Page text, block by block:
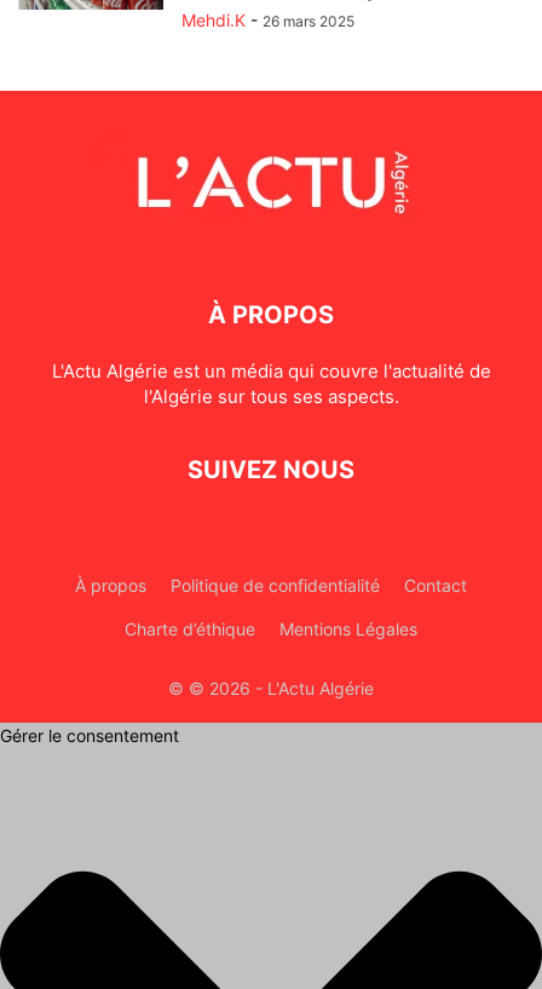
Mehdi.K - 26 mars 2025
À PROPOS
L'Actu Algérie est un média qui couvre l'actualité de
l'Algérie sur tous ses aspects.
SUIVEZ NOUS
À propos Politique de confidentialité Contact
Charte d’éthique Mentions Légales
© © 2026 - L'Actu Algérie
Gérer le consentement